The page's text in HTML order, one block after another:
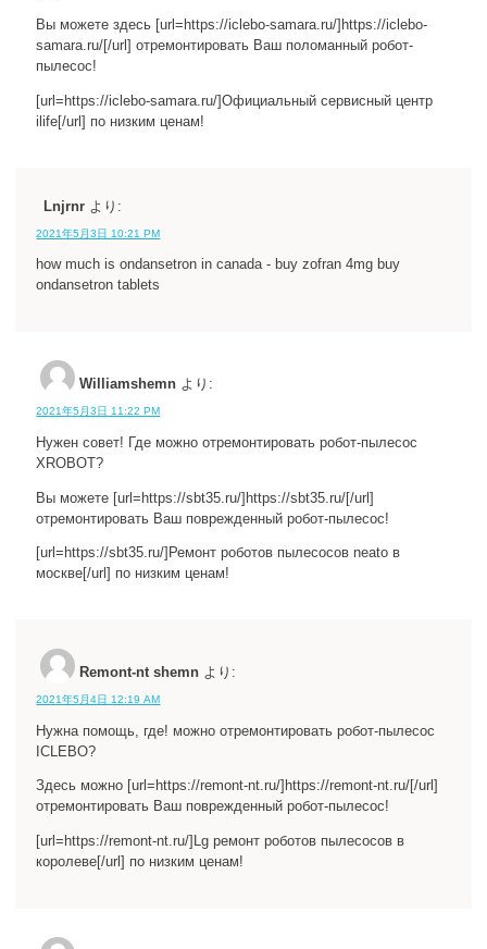
Вы можете здесь [url=https://iclebo-samara.ru/]https://iclebo-
samara.ru/[/url] отремонтировать Ваш поломанный робот-
пылесос!
[url=https://iclebo-samara.ru/]Официальный сервисный центр
ilife[/url] по низким ценам!
Lnjrnr より:
2021年5月3日 10:21 PM
how much is ondansetron in canada - buy zofran 4mg buy
ondansetron tablets
Williamshemn より:
2021年5月3日 11:22 PM
Нужен совет! Где можно отремонтировать робот-пылесос
XROBOT?
Вы можете [url=https://sbt35.ru/]https://sbt35.ru/[/url]
отремонтировать Ваш поврежденный робот-пылесос!
[url=https://sbt35.ru/]Ремонт роботов пылесосов neato в
москве[/url] по низким ценам!
Remont-nt shemn より:
2021年5月4日 12:19 AM
Нужна помощь, где! можно отремонтировать робот-пылесос
ICLEBO?
Здесь можно [url=https://remont-nt.ru/]https://remont-nt.ru/[/url]
отремонтировать Ваш поврежденный робот-пылесос!
[url=https://remont-nt.ru/]Lg ремонт роботов пылесосов в
королеве[/url] по низким ценам!